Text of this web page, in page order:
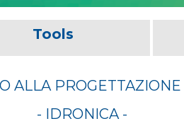
Tools
ALLA
- IDRONICA -